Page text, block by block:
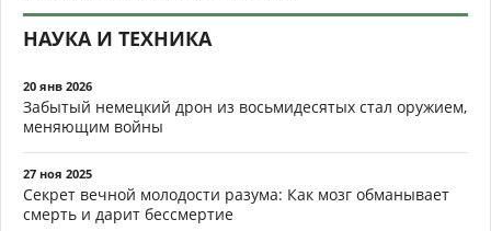
НАУКА И ТЕХНИКА
20 янв 2026
Забытый немецкий дрон из восьмидесятых стал оружием,
меняющим войны
27 ноя 2025
Секрет вечной молодости разума: Как мозг обманывает
смерть и дарит бессмертие